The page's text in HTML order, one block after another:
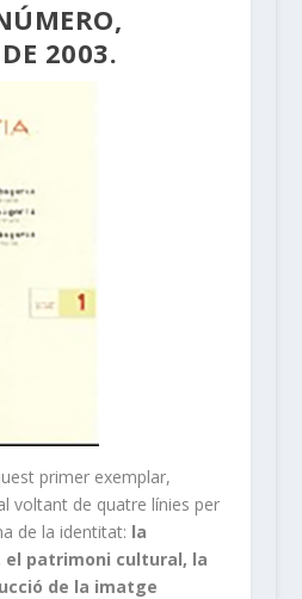
2003.
primer exemplar,
voltant de quatre línies per
de la identitat: la
patrimoni cultural, la
de la imatge